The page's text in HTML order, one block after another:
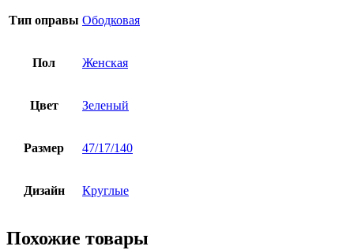
Тип оправы Ободковая
Пол Женская
Цвет Зеленый
Размер 47/17/140
Дизайн Круглые
Похожие товары